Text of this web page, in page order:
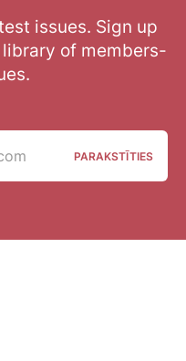
issues. Sign up
of members-
PARAKSTĪTIES